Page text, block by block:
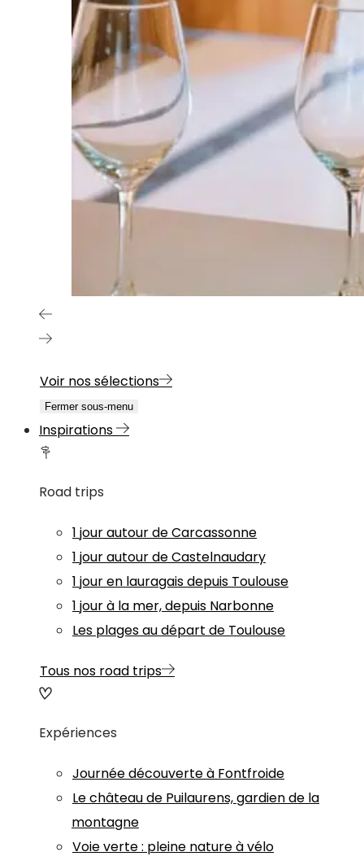
Voir nos sélections
Fermer sous-menu
Inspirations
Road trips
1 jour autour de Carcassonne
1 jour autour de Castelnaudary
1 jour en lauragais depuis Toulouse
1 jour à la mer, depuis Narbonne
Les plages au départ de Toulouse
Tous nos road trips
Expériences
Journée découverte à Fontfroide
Le château de Puilaurens, gardien de la
montagne
Voie verte : pleine nature à vélo